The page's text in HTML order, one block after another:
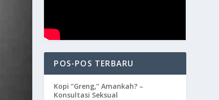
POS-POS TERBARU
Kopi “Greng,” Amankah? –
Konsultasi Seksual